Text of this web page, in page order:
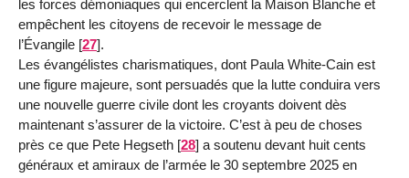
les forces démoniaques qui encerclent la Maison Blanche et
empêchent les citoyens de recevoir le message de
l’Évangile [27].
Les évangélistes charismatiques, dont Paula White-Cain est
une figure majeure, sont persuadés que la lutte conduira vers
une nouvelle guerre civile dont les croyants doivent dès
maintenant s’assurer de la victoire. C’est à peu de choses
près ce que Pete Hegseth [28] a soutenu devant huit cents
généraux et amiraux de l’armée le 30 septembre 2025 en